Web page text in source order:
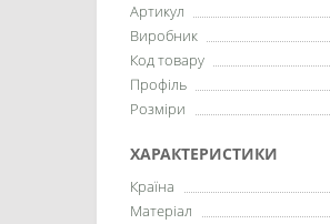
Артикул
Виробник
Код товару
Профіль
Розміри
ХАРАКТЕРИСТИКИ
Країна
Матеріал